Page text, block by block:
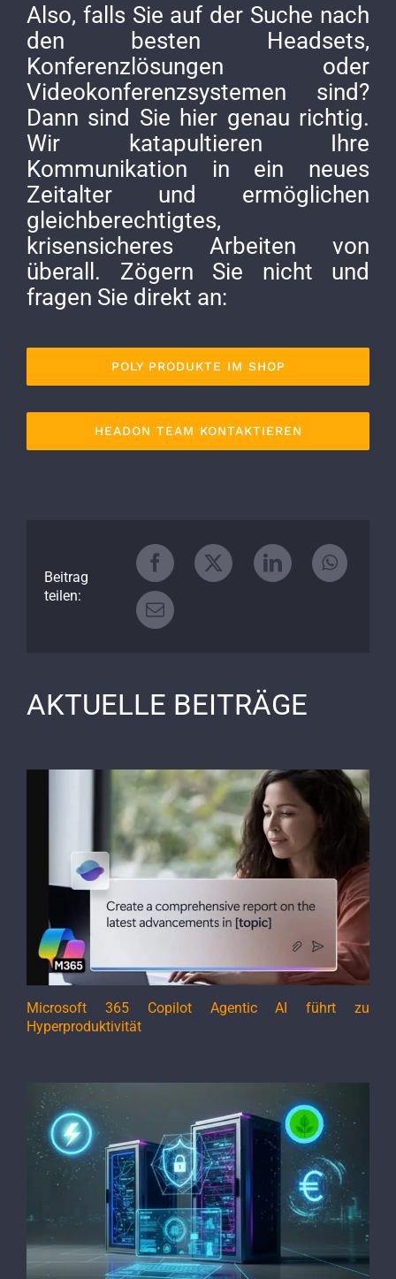
Also, falls Sie auf der Suche nach
den besten Headsets,
Konferenzlösungen oder
Videokonferenzsystemen sind?
Dann sind Sie hier genau richtig.
Wir katapultieren Ihre
Kommunikation in ein neues
Zeitalter und ermöglichen
gleichberechtigtes,
krisensicheres Arbeiten von
überall. Zögern Sie nicht und
fragen Sie direkt an:
POLY PRODUKTE IM SHOP
HEADON TEAM KONTAKTIEREN
Beitrag
teilen:
AKTUELLE BEITRÄGE
Microsoft 365 Copilot Agentic AI führt zu
Hyperproduktivität